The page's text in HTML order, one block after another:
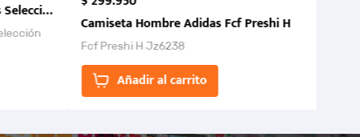
Colombia FCF 2026.
Camiseta Hombre Adidas Fcf Preshi H
Fcf Preshi H Jz6238
Añadir al carrito